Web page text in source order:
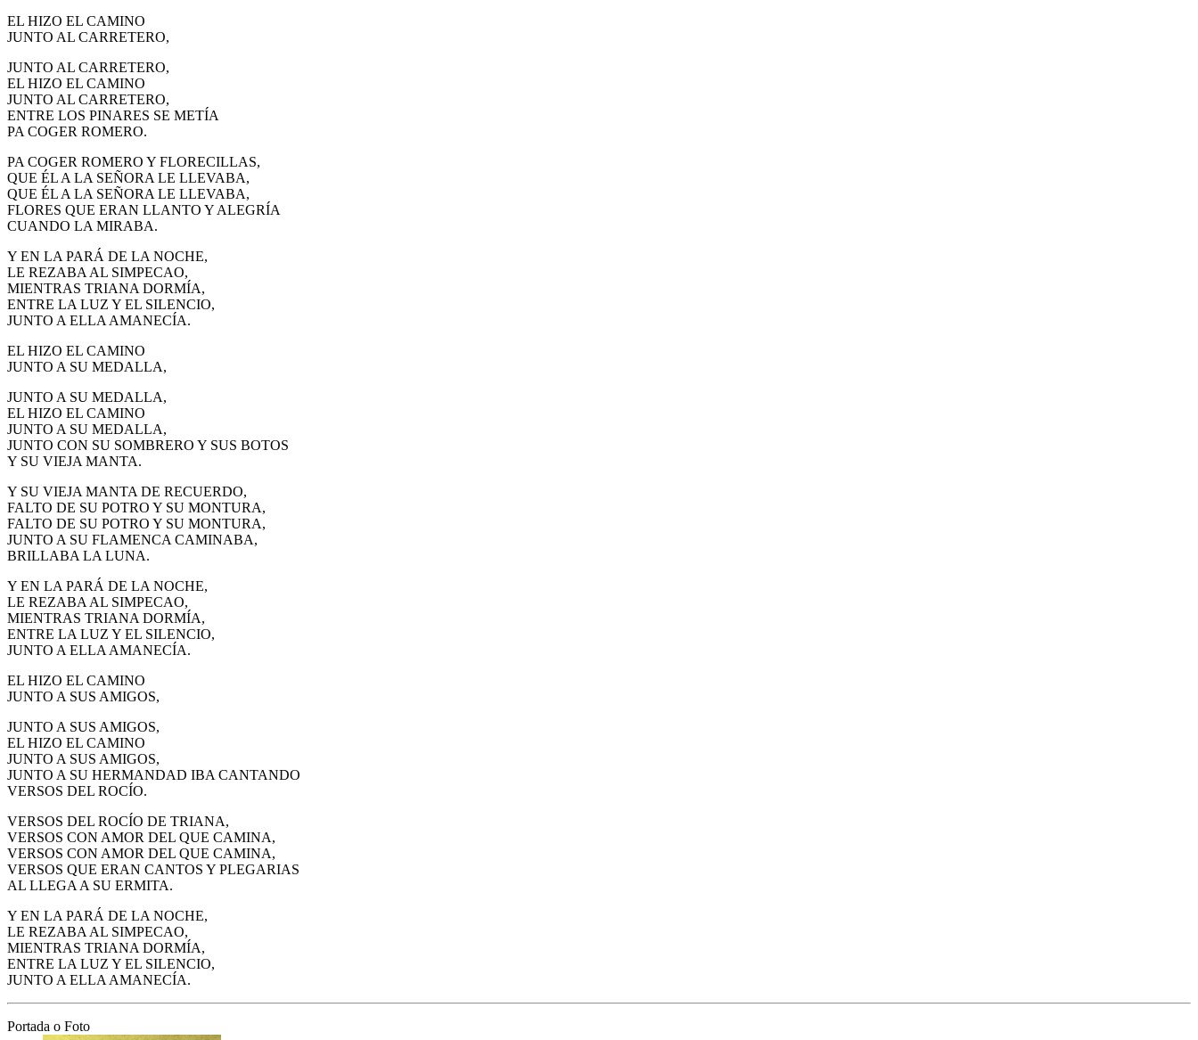
EL HIZO EL CAMINO
JUNTO AL CARRETERO,
JUNTO AL CARRETERO,
EL HIZO EL CAMINO
JUNTO AL CARRETERO,
ENTRE LOS PINARES SE METÍA
PA COGER ROMERO.
PA COGER ROMERO Y FLORECILLAS,
QUE ÉL A LA SEÑORA LE LLEVABA,
QUE ÉL A LA SEÑORA LE LLEVABA,
FLORES QUE ERAN LLANTO Y ALEGRÍA
CUANDO LA MIRABA.
Y EN LA PARÁ DE LA NOCHE,
LE REZABA AL SIMPECAO,
MIENTRAS TRIANA DORMÍA,
ENTRE LA LUZ Y EL SILENCIO,
JUNTO A ELLA AMANECÍA.
EL HIZO EL CAMINO
JUNTO A SU MEDALLA,
JUNTO A SU MEDALLA,
EL HIZO EL CAMINO
JUNTO A SU MEDALLA,
JUNTO CON SU SOMBRERO Y SUS BOTOS
Y SU VIEJA MANTA.
Y SU VIEJA MANTA DE RECUERDO,
FALTO DE SU POTRO Y SU MONTURA,
FALTO DE SU POTRO Y SU MONTURA,
JUNTO A SU FLAMENCA CAMINABA,
BRILLABA LA LUNA.
Y EN LA PARÁ DE LA NOCHE,
LE REZABA AL SIMPECAO,
MIENTRAS TRIANA DORMÍA,
ENTRE LA LUZ Y EL SILENCIO,
JUNTO A ELLA AMANECÍA.
EL HIZO EL CAMINO
JUNTO A SUS AMIGOS,
JUNTO A SUS AMIGOS,
EL HIZO EL CAMINO
JUNTO A SUS AMIGOS,
JUNTO A SU HERMANDAD IBA CANTANDO
VERSOS DEL ROCÍO.
VERSOS DEL ROCÍO DE TRIANA,
VERSOS CON AMOR DEL QUE CAMINA,
VERSOS CON AMOR DEL QUE CAMINA,
VERSOS QUE ERAN CANTOS Y PLEGARIAS
AL LLEGA A SU ERMITA.
Y EN LA PARÁ DE LA NOCHE,
LE REZABA AL SIMPECAO,
MIENTRAS TRIANA DORMÍA,
ENTRE LA LUZ Y EL SILENCIO,
JUNTO A ELLA AMANECÍA.
Portada o Foto